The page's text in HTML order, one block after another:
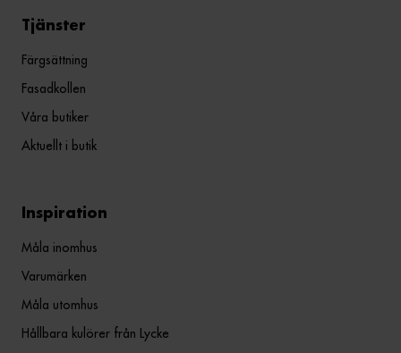
Tjänster
Färgsättning
Fasadkollen
Våra butiker
Aktuellt i butik
Inspiration
Måla inomhus
Varumärken
Måla utomhus
Hållbara kulörer från Lycke